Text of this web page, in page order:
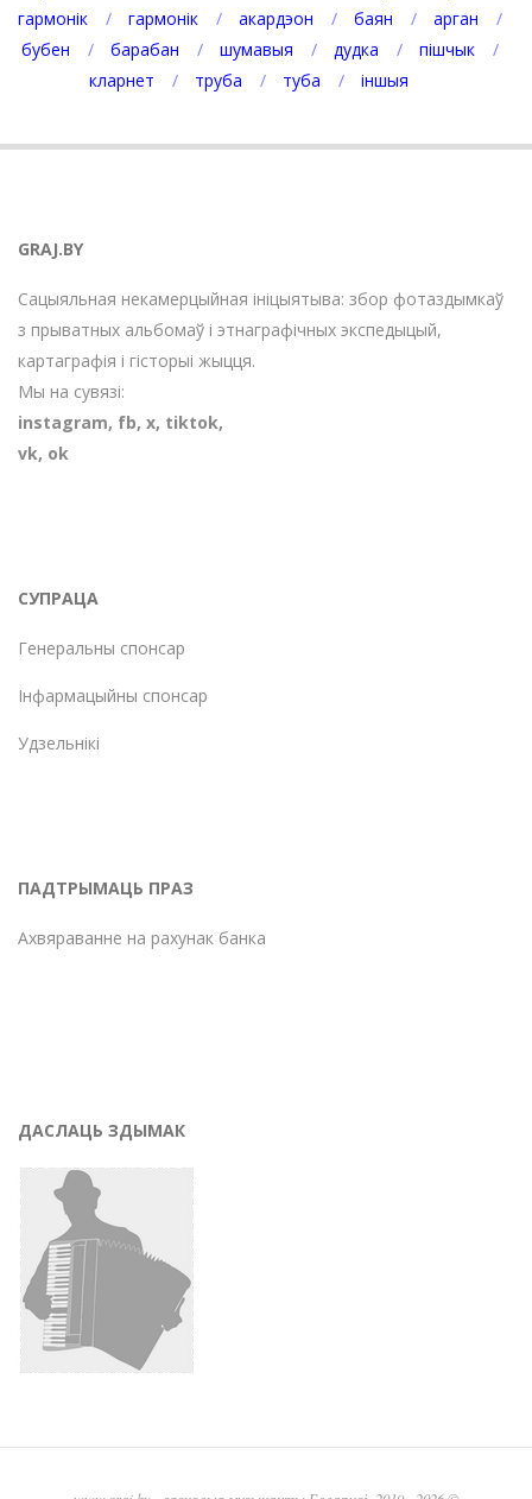
гармонік
гармонік акардэон баян
арган
бубен
барабан шумавыя дудка
пішчык
кларнет
труба туба іншыя
GRAJ.BY
Сацыяльная некамерцыйная ініцыятыва: збор фотаздымкаў
з прыватных альбомаў і этнаграфічных экспедыцый,
картаграфія і гісторыі жыцця.
Мы на сувязі:
instagram, fb, х, tiktok,
vk, ok
СУПРАЦА
Генеральны спонсар
Інфармацыйны спонсар
Удзельнікі
ПАДТРЫМАЦЬ ПРАЗ
Ахвяраванне на рахунак банка
ДАСЛАЦЬ ЗДЫМАК